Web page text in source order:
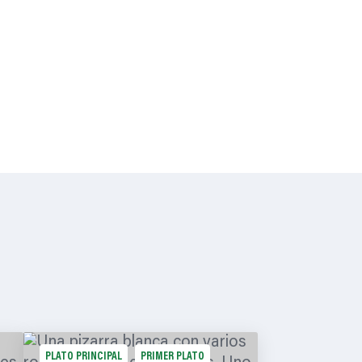
PLATO PRINCIPAL PRIMER PLATO